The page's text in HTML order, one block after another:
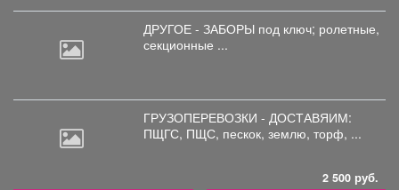
ДРУГОЕ - ЗАБОРЫ под ключ; ролетные,
секционные ...
ГРУЗОПЕРЕВОЗКИ - ДОСТАВЯИМ:
ПЩГС, ПЩС, пескок, землю, торф, ...
2 500 руб.